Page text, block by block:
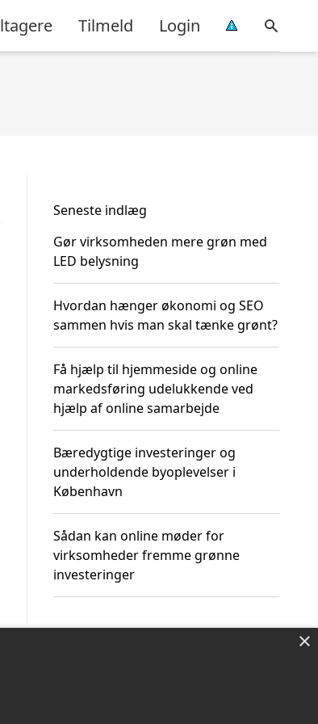
Tilmeld Login
Seneste indlæg
Gør virksomheden mere grøn med
LED belysning
Hvordan hænger økonomi og SEO
sammen hvis man skal tænke grønt?
Få hjælp til hjemmeside og online
markedsføring udelukkende ved
hjælp af online samarbejde
Bæredygtige investeringer og
underholdende byoplevelser i
København
Sådan kan online møder for
virksomheder fremme grønne
investeringer
×